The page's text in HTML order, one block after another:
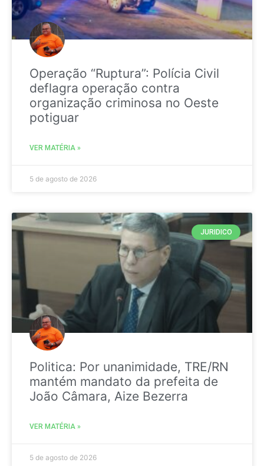
Operação “Ruptura”: Polícia Civil
deflagra operação contra
organização criminosa no Oeste
potiguar
VER MATÉRIA »
5 de agosto de 2026
JURIDICO
Politica: Por unanimidade, TRE/RN
mantém mandato da prefeita de
João Câmara, Aize Bezerra
VER MATÉRIA »
5 de agosto de 2026